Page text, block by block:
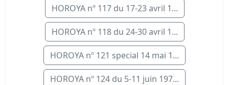
HOROYA nº 117 du 17-23 avril 1...
HOROYA nº 118 du 24-30 avril 1...
HOROYA nº 121 special 14 mai 1...
HOROYA nº 124 du 5-11 juin 197...